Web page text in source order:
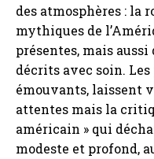
des atmosphères : la
mythiques de
présentes, mais
décrits avec soin. Les
émouvants, laissent
attentes mais la
américain » qui
modeste et profond,